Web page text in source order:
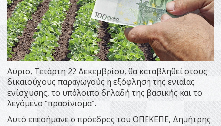
Αύριο, Τετάρτη 22 Δεκεμβρίου, θα καταβληθεί στους
δικαιούχους παραγωγούς η εξόφληση της ενιαίας
ενίσχυσης, το υπόλοιπο δηλαδή της βασικής και το
λεγόμενο “πρασίνισμα”.
Αυτό επεσήμανε ο πρόεδρος του ΟΠΕΚΕΠΕ, Δημήτρης